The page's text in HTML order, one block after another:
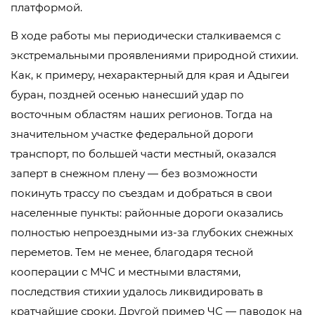
платформой.
В ходе работы мы периодически сталкиваемся с
экстремальными проявлениями природной стихии.
Как, к примеру, нехарактерный для края и Адыгеи
буран, поздней осенью нанесший удар по
восточным областям наших регионов. Тогда на
значительном участке федеральной дороги
транспорт, по большей части местный, оказался
заперт в снежном плену — без возможности
покинуть трассу по съездам и добраться в свои
населенные пункты: районные дороги оказались
полностью непроездными из-за глубоких снежных
переметов. Тем не менее, благодаря тесной
кооперации с МЧС и местными властями,
последствия стихии удалось ликвидировать в
кратчайшие сроки. Другой пример ЧС — паводок на